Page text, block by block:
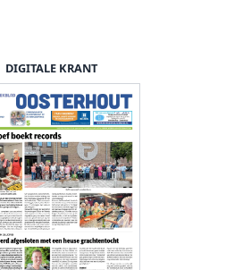
DIGITALE KRANT